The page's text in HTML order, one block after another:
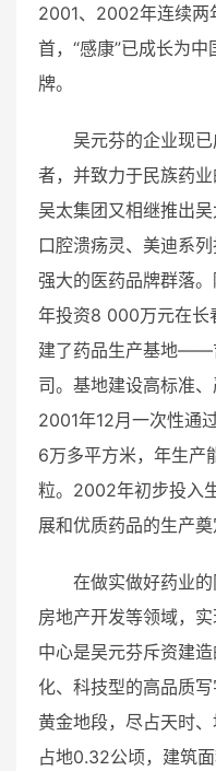
2001、2002年连续两
首，“感康”已成长为
牌。
吴元芬的企业现
者，并致力于民族药
吴太集团又相继推出
口腔溃疡灵、美迪系
强大的医药品牌群落
年投资8 000万元在长
建了药品生产基地——
司。基地建设高标准
2001年12月一次性通
6万多平方米，年生产
粒。2002年初步投入
展和优质药品的生产奠
在做实做好药业
房地产开发等领域，
中心是吴元芬斥资建
化、科技型的高品质
黄金地段，尽占天时
占地0.32公顷，建筑